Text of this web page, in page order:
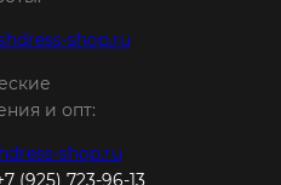
shop.ru
и опт:
shop.ru
(925) 723-96-13